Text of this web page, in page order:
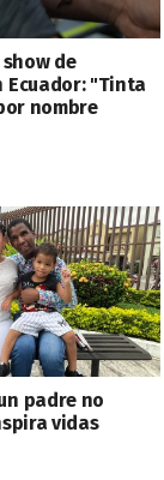
de
Ecuador: "Tinta
nombre
padre no
vidas